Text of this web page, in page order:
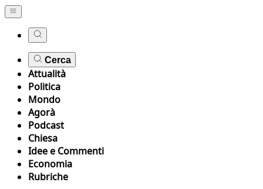
Cerca
Attualità
Politica
Mondo
Agorà
Podcast
Chiesa
Idee e Commenti
Economia
Rubriche